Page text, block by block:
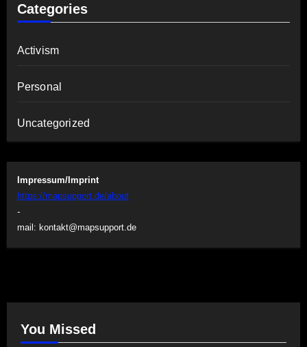
Categories
Activism
Personal
Uncategorized
Impressum/Imprint
https://mapsupport.de/about
-
mail: kontakt@mapsupport.de
You Missed